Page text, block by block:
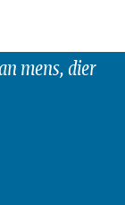
mens, dier